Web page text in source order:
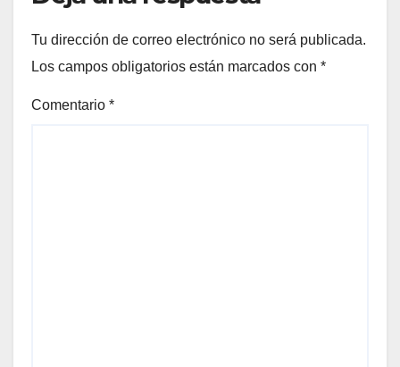
Tu dirección de correo electrónico no será publicada.
Los campos obligatorios están marcados con *
Comentario *